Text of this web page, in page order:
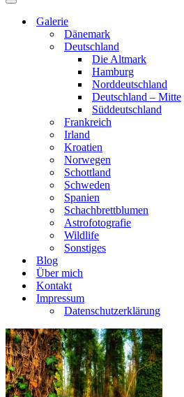
Navigationsmenü
Galerie
Dänemark
Deutschland
Die Altmark
Hamburg
Norddeutschland
Deutschland – Mitte
Süddeutschland
Frankreich
Irland
Kroatien
Norwegen
Schottland
Schweden
Spanien
Schachbrettblumen
Astrofotografie
Wildlife
Sonstiges
Blog
Über mich
Kontakt
Impressum
Datenschutzerklärung